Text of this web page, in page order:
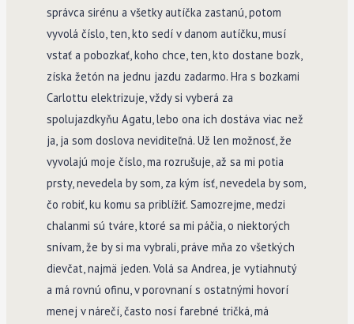
správca sirénu a všetky autíčka zastanú, potom
vyvolá číslo, ten, kto sedí v danom autíčku, musí
vstať a pobozkať, koho chce, ten, kto dostane bozk,
získa žetón na jednu jazdu zadarmo. Hra s bozkami
Carlottu elektrizuje, vždy si vyberá za
spolujazdkyňu Agatu, lebo ona ich dostáva viac než
ja, ja som doslova neviditeľná. Už len možnosť, že
vyvolajú moje číslo, ma rozrušuje, až sa mi potia
prsty, nevedela by som, za kým ísť, nevedela by som,
čo robiť, ku komu sa priblížiť. Samozrejme, medzi
chalanmi sú tváre, ktoré sa mi páčia, o niektorých
snívam, že by si ma vybrali, práve mňa zo všetkých
dievčat, najmä jeden. Volá sa Andrea, je vytiahnutý
a má rovnú ofinu, v porovnaní s ostatnými hovorí
menej v nárečí, často nosí farebné tričká, má